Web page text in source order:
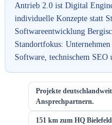
Antrieb 2.0 ist Digital
individuelle Konzepte statt
Softwareentwicklung
Standortfokus:
Software, technischem SEO
Projekte
Ansprechpartnern.
151 km zum HQ Bielefeld